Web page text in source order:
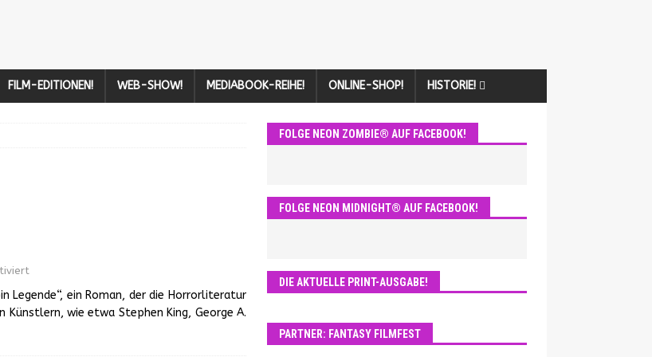
FILM-EDITIONEN! WEB-SHOW! MEDIABOOK-REIHE! ONLINE-SHOP! HISTORIE!
Legende“, ein Roman, der die Horrorliteratur
wie etwa Stephen King, George A.
FOLGE NEON ZOMBIE® AUF FACEBOOK!
FOLGE NEON MIDNIGHT® AUF FACEBOOK!
DIE AKTUELLE PRINT-AUSGABE!
PARTNER: FANTASY FILMFEST